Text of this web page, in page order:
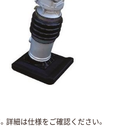
詳細は仕様をご確認ください。